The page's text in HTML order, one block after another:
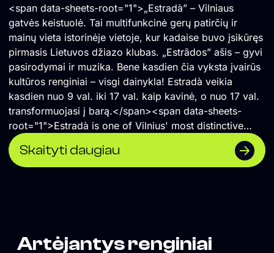
<span data-sheets-root="1">„Estradà” – Vilniaus
gatvės keistuolė. Tai multifunkcinė gerų patirčių ir
mainų vieta istorinėje vietoje, kur kadaise buvo įsikūręs
pirmasis Lietuvos džiazo klubas. „Estrãdos” ašis – gyvi
pasirodymai ir muzika. Bene kasdien čia vyksta įvairūs
kultūros renginiai – visgi dainykla! Estradà veikia
kasdien nuo 9 val. iki 17 val. kaip kavinė, o nuo 17 val.
transformuojasi į barą.</span><span data-sheets-
root="1">Estradà is one of Vilnius' most distinctive
cultural spaces—a multifunctional venue for shared
experiences, creativity, and exchange, located in the
historic building that once housed Lithuania's first jazz
evening.</span>
Skaityti daugiau
Artėjantys renginiai